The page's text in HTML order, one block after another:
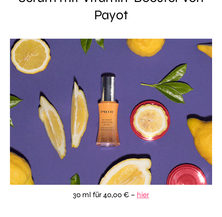
Payot
30 ml für 40,00 € – hier